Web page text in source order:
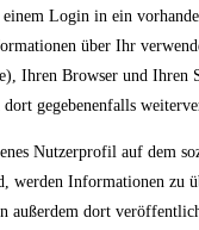
einem Login in ein
über Ihr
Ihren Browser und Ihren
gegebenenfalls
Nutzerprofil auf dem
werden Informationen zu
außerdem dort